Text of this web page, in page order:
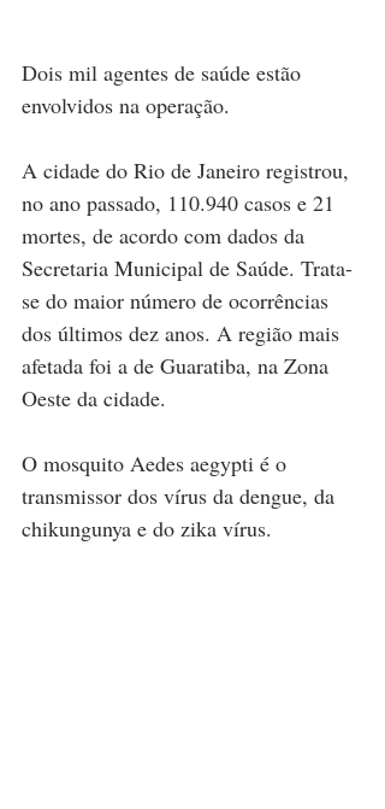
Dois mil agentes de saúde estão
envolvidos na operação.
A cidade do Rio de Janeiro registrou,
no ano passado, 110.940 casos e 21
mortes, de acordo com dados da
Secretaria Municipal de Saúde. Trata-
se do maior número de ocorrências
dos últimos dez anos. A região mais
afetada foi a de Guaratiba, na Zona
Oeste da cidade.
O mosquito Aedes aegypti é o
transmissor dos vírus da dengue, da
chikungunya e do zika vírus.